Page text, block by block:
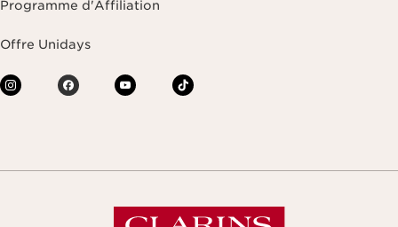
Programme d'Affiliation
Offre Unidays